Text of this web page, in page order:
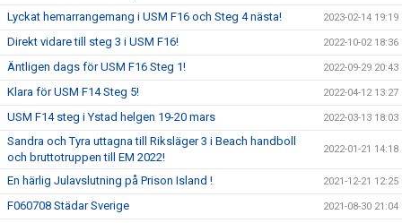
Lyckat hemarrangemang i USM F16 och Steg 4 nästa! 2023-02-14 19:19
Direkt vidare till steg 3 i USM F16! 2022-10-02 18:36
Äntligen dags för USM F16 Steg 1! 2022-09-29 20:43
Klara för USM F14 Steg 5! 2022-04-12 13:27
USM F14 steg i Ystad helgen 19-20 mars 2022-03-13 18:03
Sandra och Tyra uttagna till Riksläger 3 i Beach handboll
och bruttotruppen till EM 2022!
2022-01-21 14:18
En härlig Julavslutning på Prison Island ! 2021-12-21 12:25
F060708 Städar Sverige 2021-08-30 21:04